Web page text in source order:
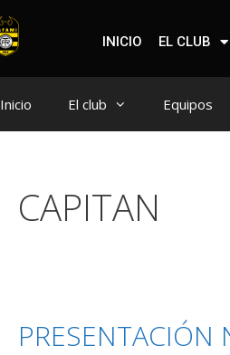
INICIO EL CLUB
Inicio El club Equipos
CAPITAN
PRESENTACIÓN